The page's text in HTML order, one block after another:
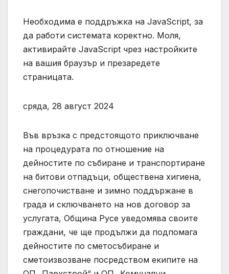
Необходима е поддръжка на JavaScript, за
да работи системата коректно. Моля,
активирайте JavaScript чрез настройките
на вашия браузър и презаредете
страницата.
сряда, 28 август 2024
Във връзка с предстоящото приключване
на процедурата по отношение на
дейностите по събиране и транспортиране
на битови отпадъци, обществена хигиена,
снегопочистване и зимно поддържане в
града и сключването на нов договор за
услугата, Община Русе уведомява своите
граждани, че ще продължи да подпомага
дейностите по сметосъбиране и
сметоизвозване посредством екипите на